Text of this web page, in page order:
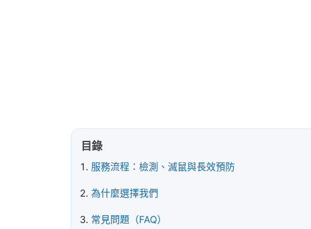
目錄
服務流程：檢測、滅鼠與長效預防
為什麼選擇我們
常見問題（FAQ）